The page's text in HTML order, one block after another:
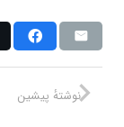
نوشتهٔ پیشین